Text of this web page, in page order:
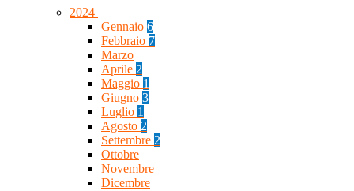
2024
Gennaio 6
Febbraio 7
Marzo
Aprile 2
Maggio 1
Giugno 3
Luglio 1
Agosto 2
Settembre 2
Ottobre
Novembre
Dicembre